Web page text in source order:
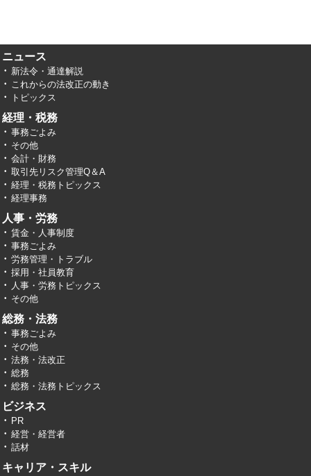
ニュース
新法令・通達解説
これからの法改正の動き
トピックス
経理・税務
事務ごよみ
その他
会計・財務
取引先リスク管理Q＆A
経理・税務トピックス
経理事務
人事・労務
賃金・人事制度
事務ごよみ
労務管理・トラブル
採用・社員教育
人事・労務トピックス
その他
総務・法務
事務ごよみ
その他
法務・法改正
総務
総務・法務トピックス
ビジネス
PR
経営・経営者
話材
キャリア・スキル